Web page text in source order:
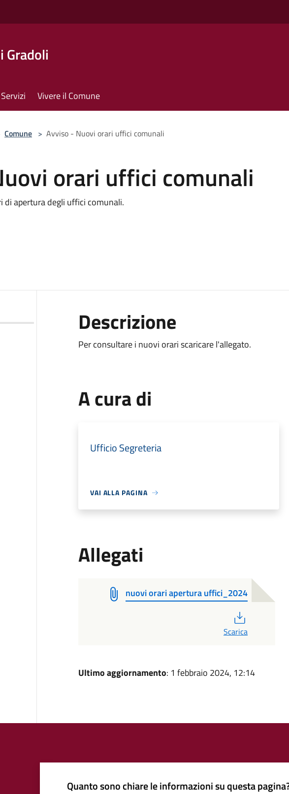
Gradoli
Servizi Vivere il Comune
Comune > Avviso - Nuovi orari uffici comunali
orari uffici comunali
apertura degli uffici comunali.
Descrizione
Per consultare i nuovi orari scaricare l'allegato.
A cura di
Ufficio Segreteria
VAI ALLA PAGINA
Allegati
nuovi orari apertura uffici_2024
Scarica
Ultimo aggiornamento: 1 febbraio 2024, 12:14
Quanto sono chiare le informazioni su questa